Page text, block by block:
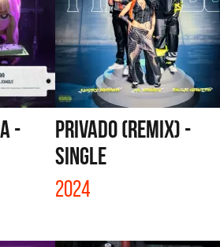
-
PRIVADO (REMIX) -
SINGLE
2024